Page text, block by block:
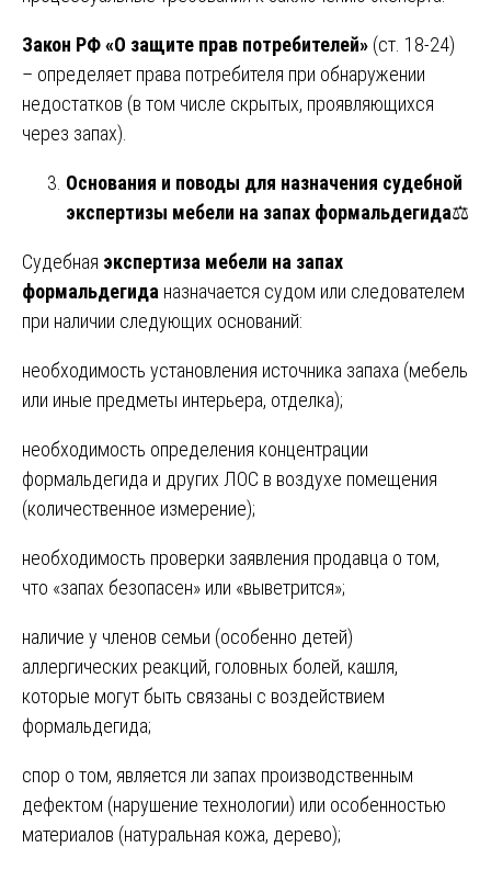
Закон РФ «О защите прав потребителей» (ст. 18-24)
– определяет права потребителя при обнаружении
недостатков (в том числе скрытых, проявляющихся
через запах).
Основания и поводы для назначения судебной
экспертизы мебели на запах формальдегида⚖️
Судебная экспертиза мебели на запах
формальдегида назначается судом или следователем
при наличии следующих оснований:
необходимость установления источника запаха (мебель
или иные предметы интерьера, отделка);
необходимость определения концентрации
формальдегида и других ЛОС в воздухе помещения
(количественное измерение);
необходимость проверки заявления продавца о том,
что «запах безопасен» или «выветрится»;
наличие у членов семьи (особенно детей)
аллергических реакций, головных болей, кашля,
которые могут быть связаны с воздействием
формальдегида;
спор о том, является ли запах производственным
дефектом (нарушение технологии) или особенностью
материалов (натуральная кожа, дерево);